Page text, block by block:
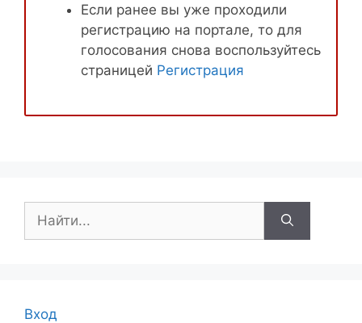
Если ранее вы уже проходили
регистрацию на портале, то для
голосования снова воспользуйтесь
страницей Регистрация
Вход